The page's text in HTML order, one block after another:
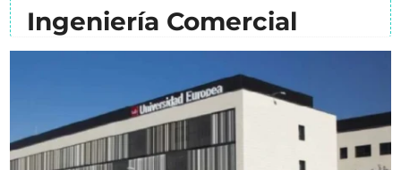
Ingeniería Comercial